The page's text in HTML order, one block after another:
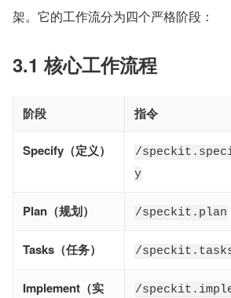
架。它的工作流分为四个严格阶段：
3.1 核心工作流程
阶段 指令
Specify（定义）
/
y
Plan（规划） /speckit.plan
Tasks（任务） /
Implement（实
/